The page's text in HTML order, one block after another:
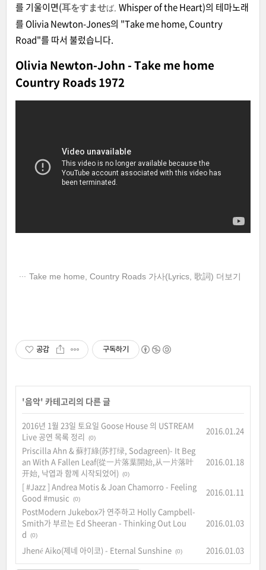
를 기울이면(耳をすませば, Whisper of the Heart)의 테마노래
를 Olivia Newton-Jones의 "Take me home, Country
Road"를 따서 불렀습니다.
Olivia Newton-John - Take me home
Country Roads 1972
Take me home, Country Roads 가사(Lyrics, 歌詞) 더보기
공감 구독하기
'음악' 카테고리의 다른 글
2016년 1월 23일 토요일 Goose House 의 USTREAM
Live 공연 목록 정리
(0)
2016.01.24
Priscilla Ahn & 蘇打綠(苏打绿, Sodagreen)- It Beg
an With A Fallen Leaf(從一片落葉開始,从一片落叶
开始, 낙엽과 함께 시작되었어)
(0)
2016.01.18
[ #Jazz ] Andrea Motis & Joan Chamorro - Feeling
Good #music
(0)
2016.01.11
PostModern Jukebox가 연주하고 Holly Campbell-
Smith가 부르는 Ed Sheeran - Thinking Out Lou
d
(0)
2016.01.03
Jhené Aiko(제네 아이코) - Eternal Sunshine (0) 2016.01.03